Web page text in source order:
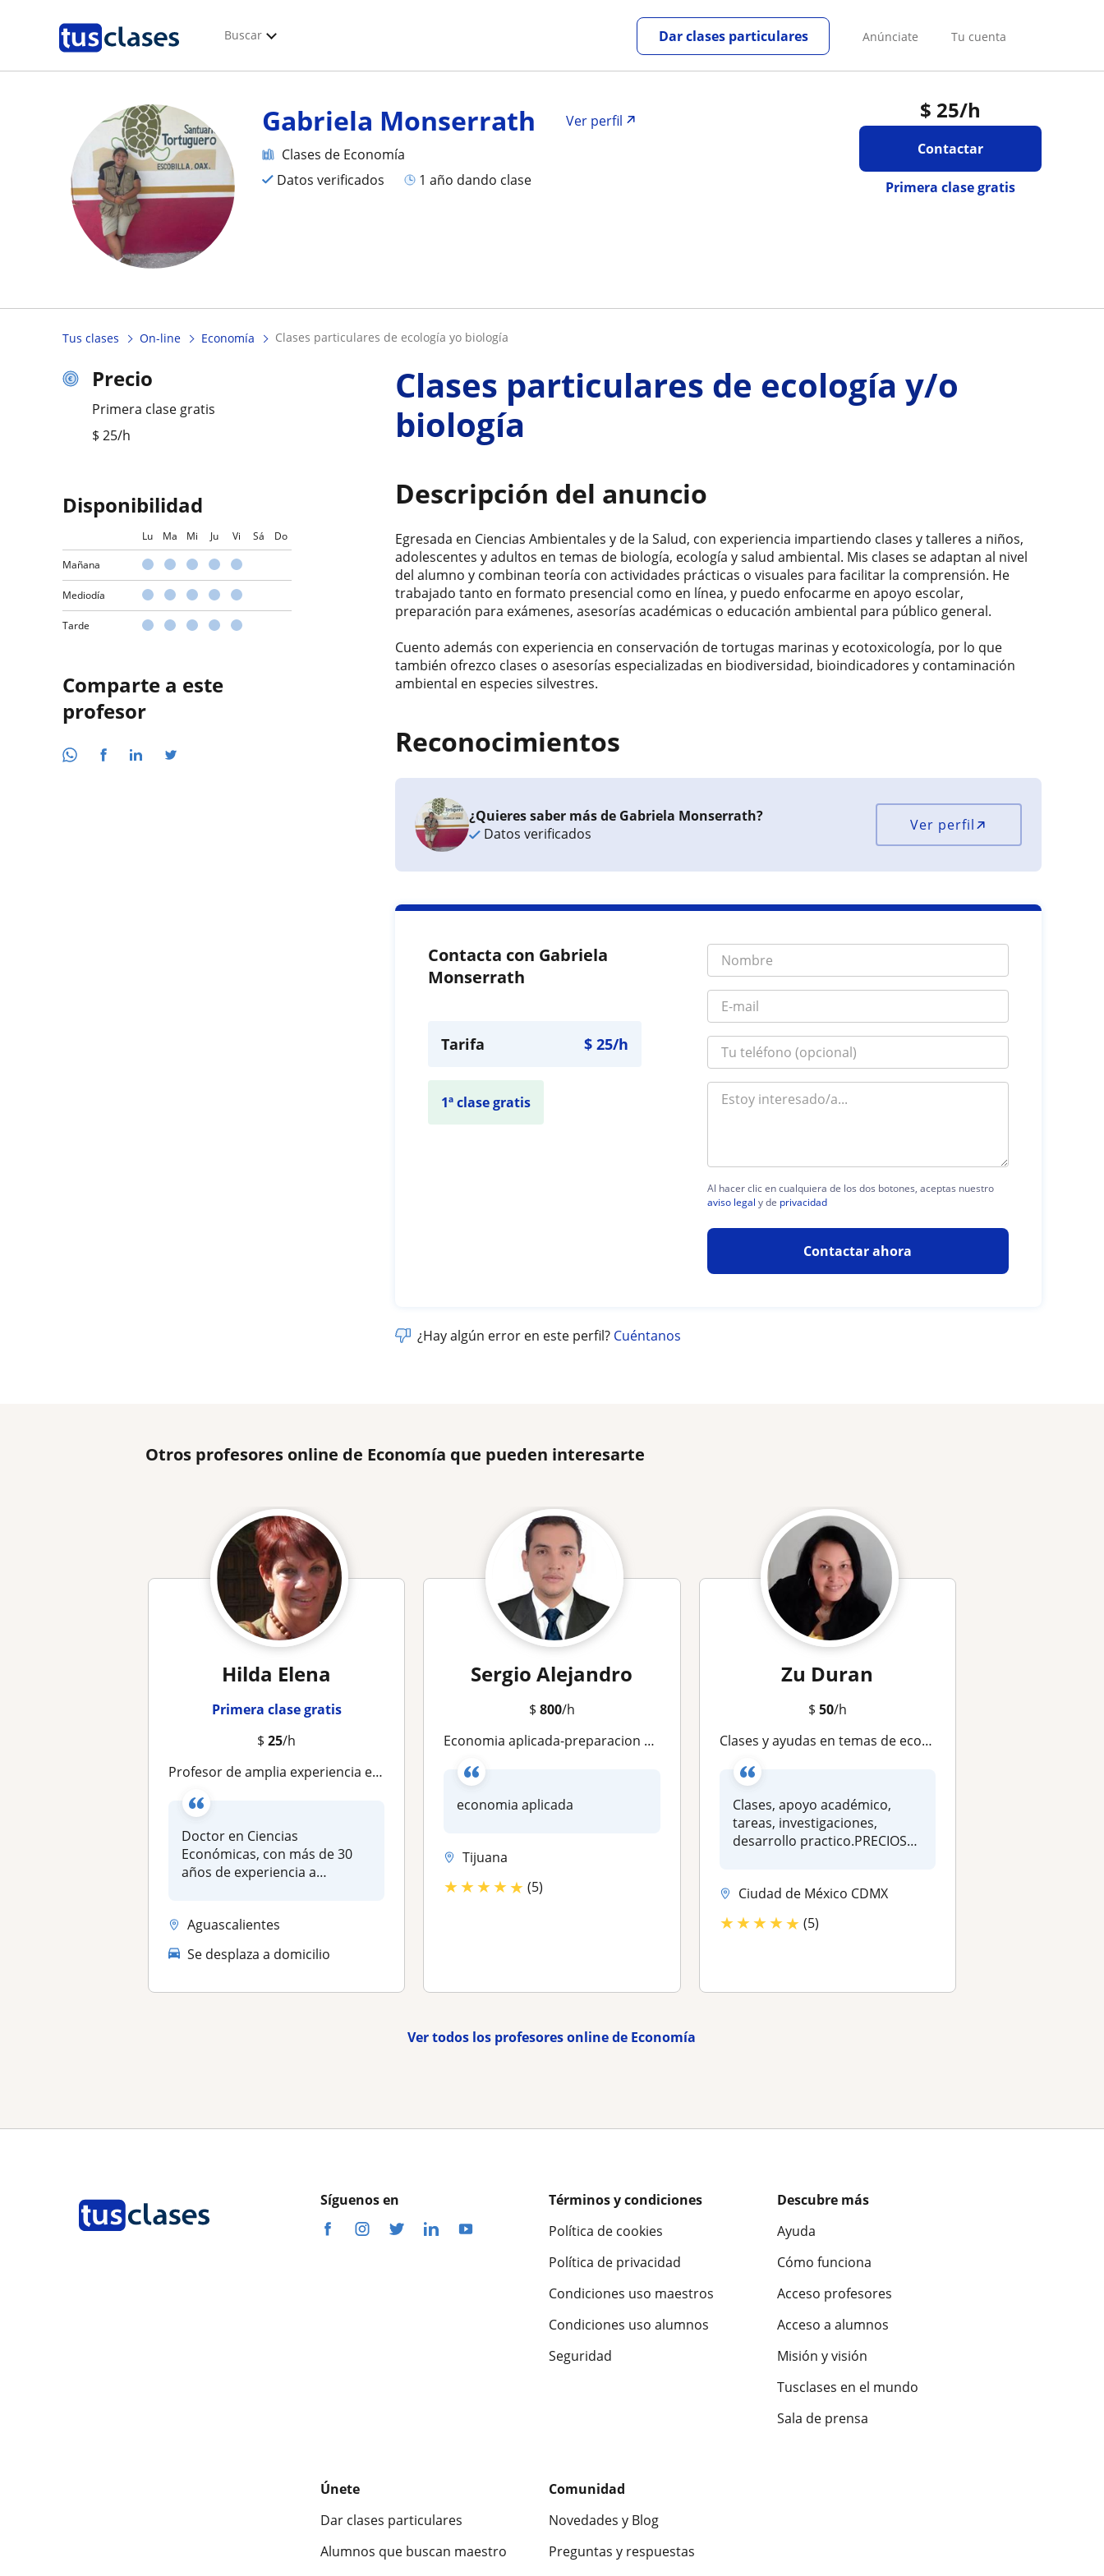
Buscar Anúnciate Tu cuenta
Dar clases particulares
$ 25/h
Contactar
Primera clase gratis
Gabriela Monserrath
Ver perfil
Clases de Economía
Datos verificados
1 año dando clase
Tus clases On-line Economía clases particulares de ecología yo biología
Precio
Primera clase gratis
$ 25/h
Disponibilidad
Lu Ma Mi Ju Vi Sá Do
Mañana
Mediodía
Tarde
Comparte a este
profesor
Clases particulares de ecología y/o
biología
Descripción del anuncio
Egresada en Ciencias Ambientales y de la Salud, con experiencia impartiendo clases y talleres a niños,
adolescentes y adultos en temas de biología, ecología y salud ambiental. Mis clases se adaptan al nivel
del alumno y combinan teoría con actividades prácticas o visuales para facilitar la comprensión. He
trabajado tanto en formato presencial como en línea, y puedo enfocarme en apoyo escolar,
preparación para exámenes, asesorías académicas o educación ambiental para público general.
Cuento además con experiencia en conservación de tortugas marinas y ecotoxicología, por lo que
también ofrezco clases o asesorías especializadas en biodiversidad, bioindicadores y contaminación
ambiental en especies silvestres.
Reconocimientos
¿Quieres saber más de Gabriela Monserrath?
Datos verificados
Ver perfil
Contacta con Gabriela
Monserrath
Tarifa $25/h
1ª clase gratis
Al hacer clic en cualquiera de los dos botones, aceptas nuestro
aviso legal y de privacidad
Contactar ahora
¿Hay algún error en este perfil? Cuéntanos
Otros profesores online de Economía que pueden interesarte
Hilda Elena
Primera clase gratis
$25/h
Profesor de amplia experiencia en la docencia a diferentes niveles
Doctor en Ciencias
Económicas, con más de 30
años de experiencia a
Aguascalientes
Se desplaza a domicilio
Sergio Alejandro
$ 800/h
economia aplicada-preparacion examenes y trabajos en analisis economico
economia aplicada
Tijuana
★★★★★ (5)
Zu Duran
$ 50/h
clases y ayudas en temas de economia: micro, macro, estadistica, marketing, finanzas. CONSULTA PRECIO
Clases, apoyo académico,
tareas, investigaciones,
desarrollo practico.PRECIOS
Ciudad de México CDMX
★★★★★ (5)
Ver todos los profesores online de Economía
Síguenos en
Términos y condiciones
Política de cookies
Política de privacidad
Condiciones uso maestros
Condiciones uso alumnos
Seguridad
Descubre más
Ayuda
Cómo funciona
Acceso profesores
Acceso a alumnos
Misión y visión
Tusclases en el mundo
Sala de prensa
Únete
Dar clases particulares
Alumnos que buscan maestro
Comunidad
Novedades y Blog
Preguntas y respuestas